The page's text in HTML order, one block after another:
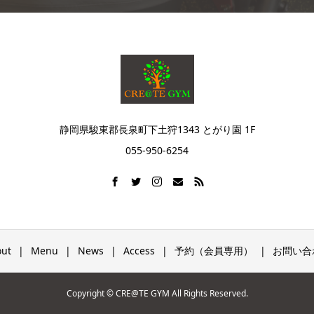
静岡県駿東郡長泉町下土狩1343 とがり園 1F
055-950-6254
Menu News Access 予約（会員専用） お問い
Copyright © CRE@TE GYM All Rights Reserved.